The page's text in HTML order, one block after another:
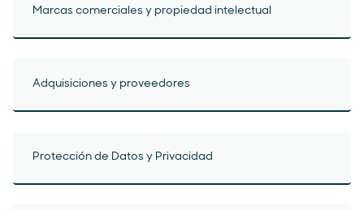
Marcas comerciales y propiedad intelectual
Adquisiciones y proveedores
Protección de Datos y Privacidad